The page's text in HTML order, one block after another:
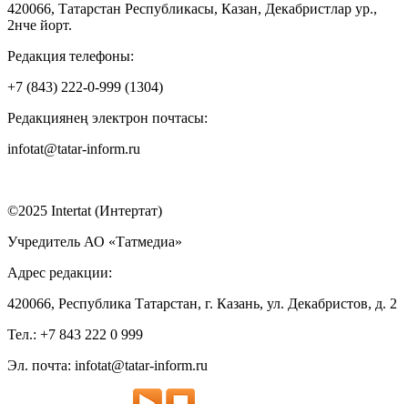
420066, Татарстан Республикасы, Казан, Декабристлар ур.,
2нче йорт.
Редакция телефоны:
+7 (843) 222-0-999 (1304)
Редакциянең электрон почтасы:
infotat@tatar-inform.ru
©2025 Intertat (Интертат)
Учредитель АО «Татмедиа»
Адрес редакции:
420066, Республика Татарстан, г. Казань, ул. Декабристов, д. 2
Тел.: +7 843 222 0 999
Эл. почта: infotat@tatar-inform.ru